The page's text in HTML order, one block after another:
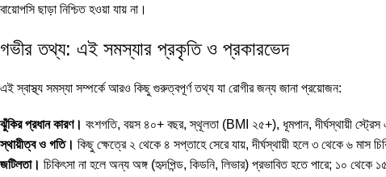
বায়োপসি ছাড়া নিশ্চিত হওয়া যায় না।
গভীর তথ্য: এই সমস্যার প্রকৃতি ও প্রকারভেদ
এই স্বাস্থ্য সমস্যা সম্পর্কে আরও কিছু গুরুত্বপূর্ণ তথ্য যা রোগীর জন্য জানা প্রয়োজন:
ঝুঁকির প্রধান কারণ। বংশগতি, বয়স ৪০+ বছর, স্থূলতা (BMI ২৫+), ধূমপান, দীর্ঘস্থায়ী স্ট্রেস
স্থায়ীত্ব ও গতি। কিছু ক্ষেত্রে ২ থেকে ৪ সপ্তাহে সেরে যায়, দীর্ঘস্থায়ী হলে ৩ থেকে ৬ মাস
জটিলতা। চিকিৎসা না হলে অন্য অঙ্গ (হৃদপিন্ড, কিডনি, লিভার) প্রভাবিত হতে পারে; ১০ থেকে